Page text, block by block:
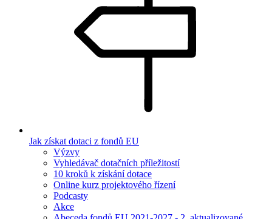
Jak získat dotaci z fondů EU
Výzvy
Vyhledávač dotačních příležitostí
10 kroků k získání dotace
Online kurz projektového řízení
Podcasty
Akce